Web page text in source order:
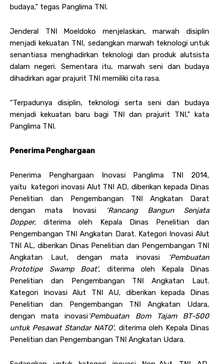
budaya,” tegas Panglima TNI.
Jenderal TNI Moeldoko menjelaskan, marwah disiplin
menjadi kekuatan TNI, sedangkan marwah teknologi untuk
senantiasa menghadirkan teknologi dan produk alutsista
dalam negeri. Sementara itu, marwah seni dan budaya
dihadirkan agar prajurit TNI memiliki cita rasa.
“Terpadunya disiplin, teknologi serta seni dan budaya
menjadi kekuatan baru bagi TNI dan prajurit TNI,” kata
Panglima TNI.
Penerima Penghargaan
Penerima Penghargaan Inovasi Panglima TNI 2014,
yaitu kategori inovasi Alut TNI AD, diberikan kepada Dinas
Penelitian dan Pengembangan TNI Angkatan Darat
dengan mata Inovasi
‘Rancang Bangun Senjata
Dopper, diterima oleh Kepala Dinas Penelitian dan
Pengembangan TNI Angkatan Darat. Kategori Inovasi Alut
TNI AL, diberikan Dinas Penelitian dan Pengembangan TNI
Angkatan Laut, dengan mata inovasi
‘Pembuatan
Prototipe Swamp Boat’, diterima oleh Kepala Dinas
Penelitian dan Pengembangan TNI Angkatan Laut.
Kategori Inovasi Alut TNI AU, diberikan kepada Dinas
Penelitian dan Pengembangan TNI Angkatan Udara,
dengan mata inovasi‘Pembuatan Bom Tajam BT-500
untuk Pesawat Standar NATO’, diterima oleh Kepala Dinas
Penelitian dan Pengembangan TNI Angkatan Udara.